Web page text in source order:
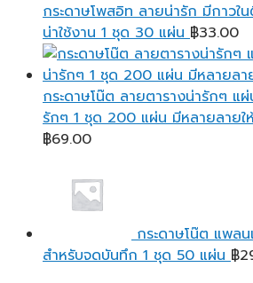
กระดาษโพสอิท ลายน่ารัก มีกาว
น่าใช้งาน 1 ชุด 30 แผ่น ฿33.00
กระดาษโน๊ต ลายตารางน่ารักๆ แ
รักๆ 1 ชุด 200 แผ่น มีหลายลายใ
฿69.00
กระดาษโน๊ต แพล
สำหรับจดบันทึก 1 ชุด 50 แผ่น ฿